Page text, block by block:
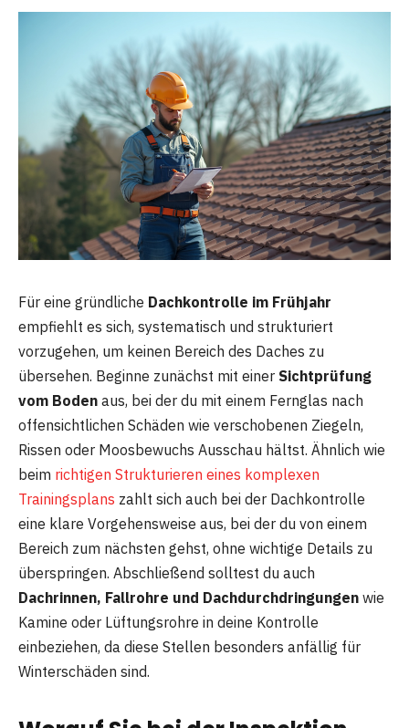
Für eine gründliche Dachkontrolle im Frühjahr
empfiehlt es sich, systematisch und strukturiert
vorzugehen, um keinen Bereich des Daches zu
übersehen. Beginne zunächst mit einer Sichtprüfung
vom Boden aus, bei der du mit einem Fernglas nach
offensichtlichen Schäden wie verschobenen Ziegeln,
Rissen oder Moosbewuchs Ausschau hältst. Ähnlich wie
beim richtigen Strukturieren eines komplexen
Trainingsplans zahlt sich auch bei der Dachkontrolle
eine klare Vorgehensweise aus, bei der du von einem
Bereich zum nächsten gehst, ohne wichtige Details zu
überspringen. Abschließend solltest du auch
Dachrinnen, Fallrohre und Dachdurchdringungen wie
Kamine oder Lüftungsrohre in deine Kontrolle
einbeziehen, da diese Stellen besonders anfällig für
Winterschäden sind.